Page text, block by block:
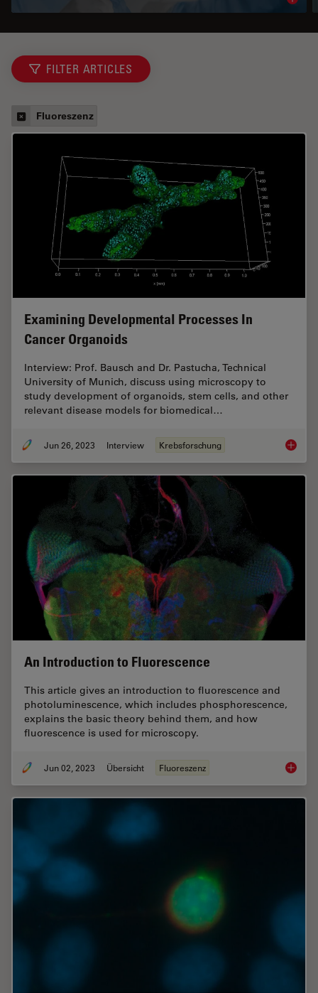
FILTER ARTICLES
Fluoreszenz
Examining Developmental Processes In
Cancer Organoids
Interview: Prof. Bausch and Dr. Pastucha, Technical
University of Munich, discuss using microscopy to
study development of organoids, stem cells, and other
relevant disease models for biomedical…
Jun 26, 2023 Interview Krebsforschung
An Introduction to Fluorescence
This article gives an introduction to fluorescence and
photoluminescence, which includes phosphorescence,
explains the basic theory behind them, and how
fluorescence is used for microscopy.
Jun 02, 2023 Übersicht Fluoreszenz An